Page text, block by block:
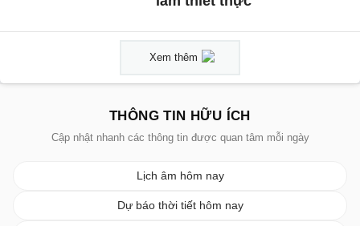
Xem thêm
THÔNG TIN HỮU ÍCH
Cập nhật nhanh các thông tin được quan tâm mỗi ngày
Lịch âm hôm nay
Dự báo thời tiết hôm nay